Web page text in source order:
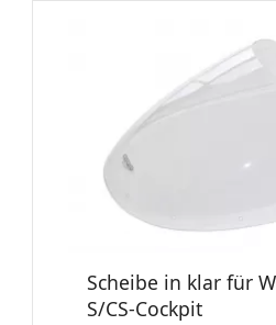
Scheibe in klar für
S/CS-Cockpit